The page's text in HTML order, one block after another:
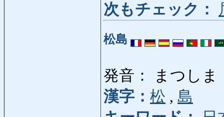
次もチェック：
松島
発音： まつしま
漢字： 松 , 島